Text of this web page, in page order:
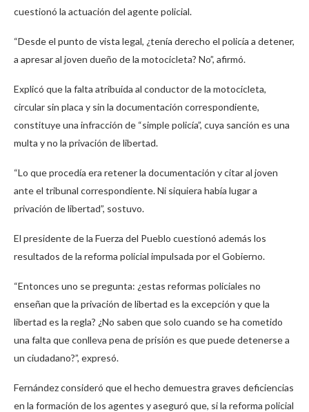
cuestionó la actuación del agente policial.
“Desde el punto de vista legal, ¿tenía derecho el policía a detener,
a apresar al joven dueño de la motocicleta? No”, afirmó.
Explicó que la falta atribuida al conductor de la motocicleta,
circular sin placa y sin la documentación correspondiente,
constituye una infracción de “simple policía”, cuya sanción es una
multa y no la privación de libertad.
“Lo que procedía era retener la documentación y citar al joven
ante el tribunal correspondiente. Ni siquiera había lugar a
privación de libertad”, sostuvo.
El presidente de la Fuerza del Pueblo cuestionó además los
resultados de la reforma policial impulsada por el Gobierno.
“Entonces uno se pregunta: ¿estas reformas policiales no
enseñan que la privación de libertad es la excepción y que la
libertad es la regla? ¿No saben que solo cuando se ha cometido
una falta que conlleva pena de prisión es que puede detenerse a
un ciudadano?”, expresó.
Fernández consideró que el hecho demuestra graves deficiencias
en la formación de los agentes y aseguró que, si la reforma policial